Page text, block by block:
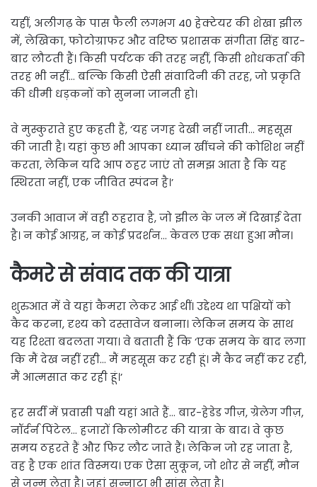
यहीं, अलीगढ़ के पास फैली लगभग 40 हेक्टेयर की शेखा झील
में, लेखिका, फोटोग्राफर और वरिष्ठ प्रशासक संगीता सिंह बार-
बार लौटती हैं। किसी पर्यटक की तरह नहीं, किसी शोधकर्ता की
तरह भी नहीं… बल्कि किसी ऐसी संवादिनी की तरह, जो प्रकृति
की धीमी धड़कनों को सुनना जानती हो।
वे मुस्कुराते हुए कहती हैं, ‘यह जगह देखी नहीं जाती… महसूस
की जाती है। यहां कुछ भी आपका ध्यान खींचने की कोशिश नहीं
करता, लेकिन यदि आप ठहर जाएं तो समझ आता है कि यह
स्थिरता नहीं, एक जीवित स्पंदन है।’
उनकी आवाज में वही ठहराव है, जो झील के जल में दिखाई देता
है। न कोई आग्रह, न कोई प्रदर्शन… केवल एक सधा हुआ मौन।
कैमरे से संवाद तक की यात्रा
शुरुआत में वे यहां कैमरा लेकर आई थीं। उद्देश्य था पक्षियों को
कैद करना, दृश्य को दस्तावेज बनाना। लेकिन समय के साथ
यह रिश्ता बदलता गया। वे बताती हैं कि ‘एक समय के बाद लगा
कि मैं देख नहीं रही… मैं महसूस कर रही हूं। मैं कैद नहीं कर रही,
मैं आत्मसात कर रही हूं।’
हर सर्दी में प्रवासी पक्षी यहां आते हैं… बार-हेडेड गीज़, ग्रेलेग गीज़,
नॉर्दर्न पिंटेल… हजारों किलोमीटर की यात्रा के बाद। वे कुछ
समय ठहरते हैं और फिर लौट जाते हैं। लेकिन जो रह जाता है,
वह है एक शांत विस्मय। एक ऐसा सुकून, जो शोर से नहीं, मौन
से जन्म लेता है। जहां सन्नाटा भी सांस लेता है।